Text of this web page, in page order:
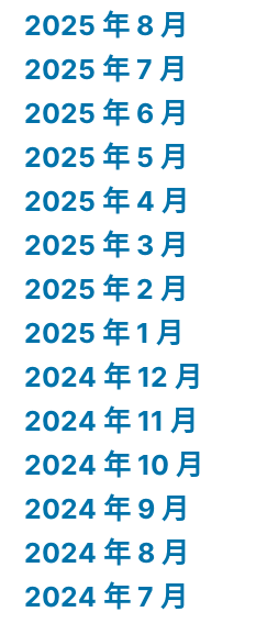
2025 年 8 月
2025 年 7 月
2025 年 6 月
2025 年 5 月
2025 年 4 月
2025 年 3 月
2025 年 2 月
2025 年 1 月
2024 年 12 月
2024 年 11 月
2024 年 10 月
2024 年 9 月
2024 年 8 月
2024 年 7 月